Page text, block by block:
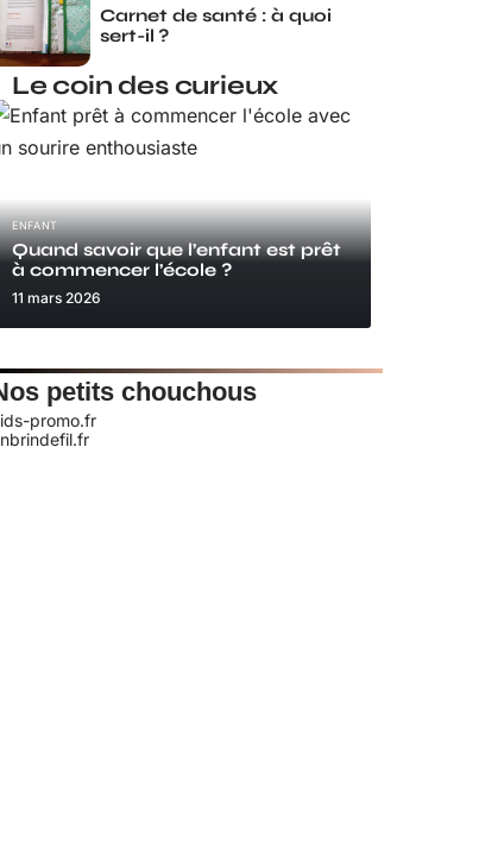
Carnet de santé : à quoi
sert-il ?
Le coin des curieux
ENFANT
Quand savoir que l’enfant est prêt
à commencer l’école ?
11 mars 2026
petits chouchous
promo.fr